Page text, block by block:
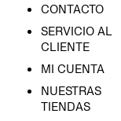
CONTACTO
SERVICIO AL
CLIENTE
MI CUENTA
NUESTRAS
TIENDAS